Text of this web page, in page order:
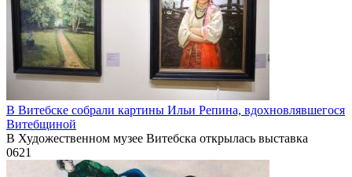
В Витебске собрали картины Ильи Репина, вдохновлявшегося
Витебщиной
В Художественном музее Витебска открылась выставка
0621